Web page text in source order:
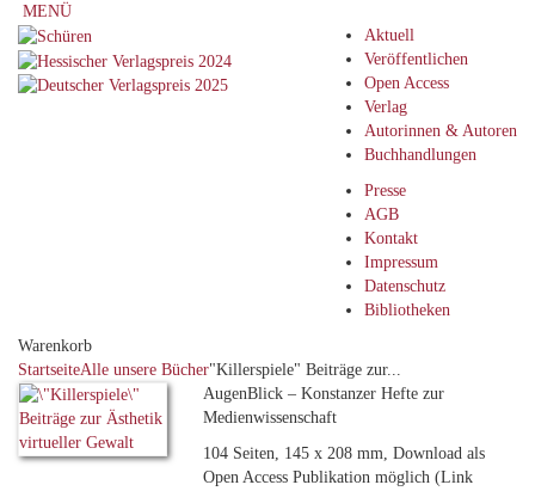
MENÜ
Aktuell
Veröffentlichen
Open Access
Verlag
Autorinnen & Autoren
Buchhandlungen
Presse
AGB
Kontakt
Impressum
Datenschutz
Bibliotheken
Warenkorb
StartseiteAlle unsere Bücher"Killerspiele" Beiträge zur...
AugenBlick – Konstanzer Hefte zur
Medienwissenschaft
104 Seiten, 145 x 208 mm, Download als
Open Access Publikation möglich (Link